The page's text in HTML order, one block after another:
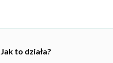
Jak to działa?